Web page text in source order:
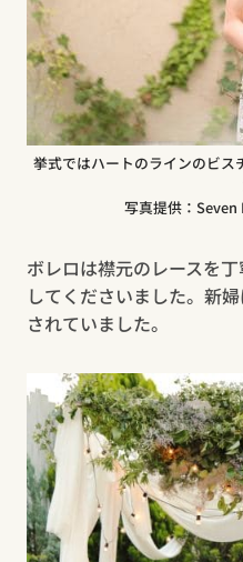
挙式ではハートのラインのビス
写真提供：
ボレロは襟元のレースを
してくださいました。新
されていました。